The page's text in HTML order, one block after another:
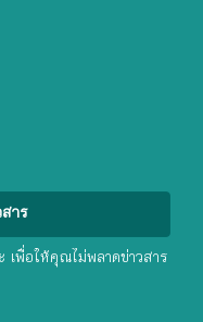
าร
เพื่อให้คุณไม่พลาดข่าวสาร